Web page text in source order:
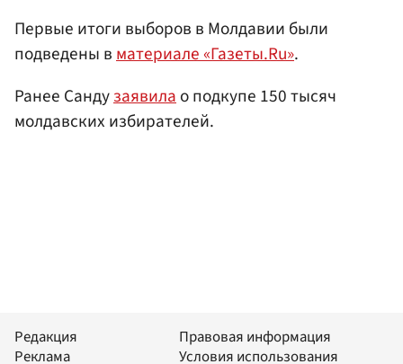
Первые итоги выборов в Молдавии были
подведены вматериале «Газеты.Ru».
Ранее Сандузаявилао подкупе 150 тысяч
молдавских избирателей.
Редакция
Реклама
Правовая информация
Условия использования